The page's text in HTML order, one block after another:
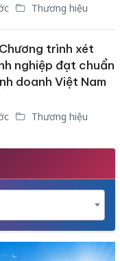
Thương hiệu
trình xét
nghiệp đạt chuẩn
doanh Việt Nam
Thương hiệu